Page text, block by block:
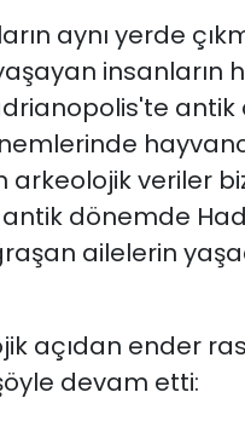
aynı yerde
insanların
arkeolojik veriler
antik dönemde
ailelerin
açıdan ender
devam etti: